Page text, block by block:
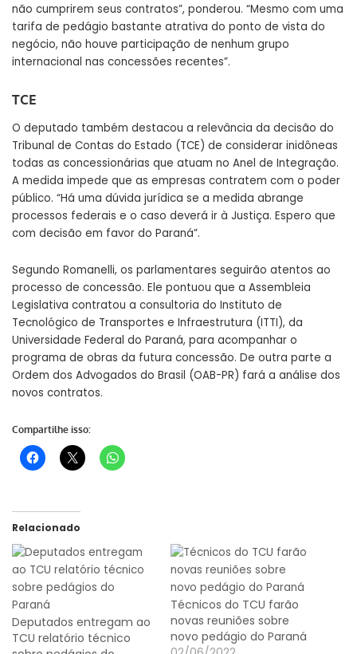
não cumprirem seus contratos”, ponderou. “Mesmo com uma
tarifa de pedágio bastante atrativa do ponto de vista do
negócio, não houve participação de nenhum grupo
internacional nas concessões recentes”.
TCE
O deputado também destacou a relevância da decisão do
Tribunal de Contas do Estado (TCE) de considerar inidôneas
todas as concessionárias que atuam no Anel de Integração.
A medida impede que as empresas contratem com o poder
público. “Há uma dúvida jurídica se a medida abrange
processos federais e o caso deverá ir à Justiça. Espero que
com decisão em favor do Paraná”.
Segundo Romanelli, os parlamentares seguirão atentos ao
processo de concessão. Ele pontuou que a Assembleia
Legislativa contratou a consultoria do Instituto de
Tecnológico de Transportes e Infraestrutura (ITTI), da
Universidade Federal do Paraná, para acompanhar o
programa de obras da futura concessão. De outra parte a
Ordem dos Advogados do Brasil (OAB-PR) fará a análise dos
novos contratos.
Compartilhe isso:
Relacionado
Deputados entregam ao
TCU relatório técnico
Técnicos do TCU farão
novas reuniões sobre
novo pedágio do Paraná